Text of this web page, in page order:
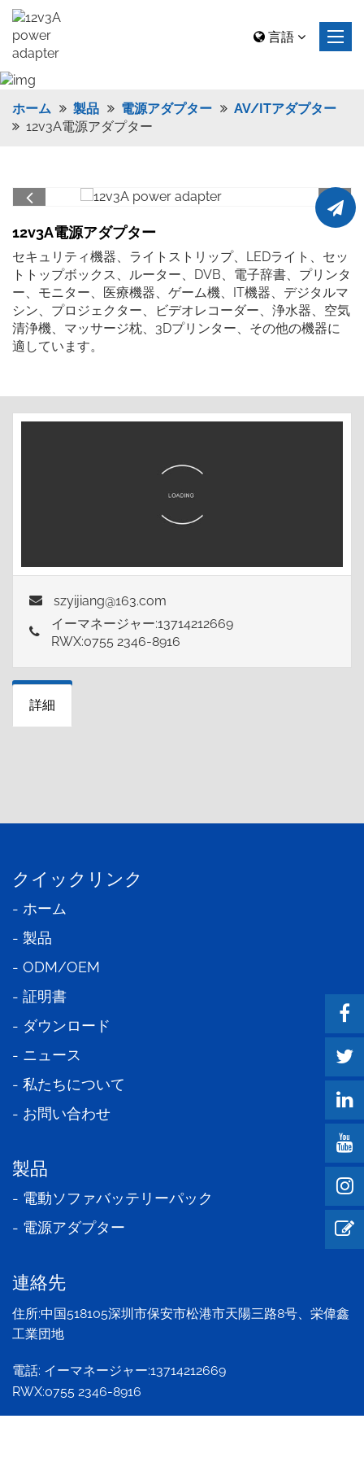
言語
ホーム 製品 電源アダプター
AV/ITアダプター
12v3A電源アダプター
12v3A電源アダプター
セキュリティ機器、ライトストリップ、LEDライト、セッ
トトップボックス、ルーター、DVB、電子辞書、プリンタ
ー、モニター、医療機器、ゲーム機、IT機器、デジタルマ
シン、プロジェクター、ビデオレコーダー、浄水器、空気
清浄機、マッサージ枕、3Dプリンター、その他の機器に
適しています。
szyijiang@163.com
イーマネージャー:13714212669
RWX:0755 2346-8916
詳細
クイックリンク
- ホーム
- 製品
- ODM/OEM
- 証明書
- ダウンロード
- ニュース
- 私たちについて
- お問い合わせ
製品
- 電動ソファバッテリーパック
- 電源アダプター
連絡先
住所:中国518105深圳市保安市松港市天陽三路8号、栄偉鑫
工業団地
電話: イーマネージャー:13714212669
RWX:0755 2346-8916